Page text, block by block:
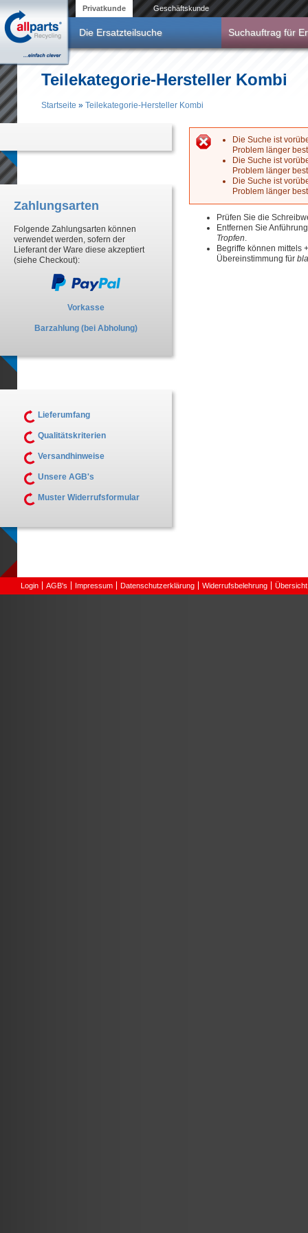
Privatkunde Geschäftskunde
Die Ersatzteilsuche Suchauftrag für
Teilekategorie-Hersteller Kombi
Startseite » Teilekategorie-Hersteller Kombi
Die Suche ist
Problem länger
Die Suche ist
Problem länger
Die Suche ist
Problem länger
Prüfen Sie die
Entfernen Sie
Tropfen.
Begriffe können mittels
Übereinstimmung für
Zahlungsarten
Folgende Zahlungsarten können
verwendet werden, sofern der
Lieferant der Ware diese akzeptiert
(siehe Checkout):
Vorkasse
Barzahlung (bei Abholung)
Lieferumfang
Qualitätskriterien
Versandhinweise
Unsere AGB's
Muster Widerrufsformular
Login AGB's Impressum Datenschutzerklärung Widerrufsbelehrung